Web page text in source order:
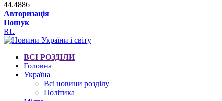
44.4886
Авторизація
Пошук
RU
ВСІ РОЗДІЛИ
Головна
Україна
Всі новини розділу
Політика